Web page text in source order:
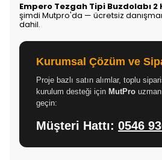
Empero Tezgah Tipi Buzdolabı 2
şimdi Mutpro'da — ücretsiz
dahil.
Kurumsal Çözüm ve
Proje bazlı satın alımlar, toplu
kurulum desteği için MutPro
geçin:
Müşteri Hattı: 0546